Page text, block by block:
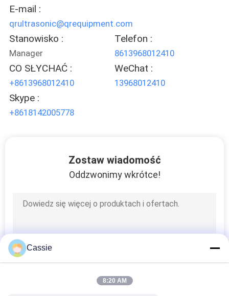
SPRAWY
POPROŚ
O
WYCENĘ
SITEMAP
PRYWATNOŚCI
E-mail :
qrultrasonic@qrequipment.com
Stanowisko :
Manager
Telefon :
8613968012410
CO SŁYCHAĆ :
+8613968012410
WeChat :
13968012410
Skype :
+8618142005778
Zostaw wiadomość
Oddzwonimy wkrótce!
Cassie
8:20 AM